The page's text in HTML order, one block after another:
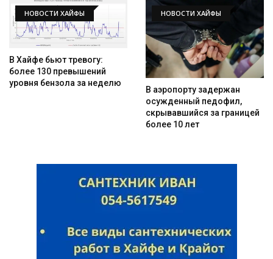
НОВОСТИ ХАЙФЫ
В Хайфе бьют тревогу:
более 130 превышений
уровня бензола за неделю
НОВОСТИ ХАЙФЫ
В аэропорту задержан
осужденный педофил,
скрывавшийся за границей
более 10 лет